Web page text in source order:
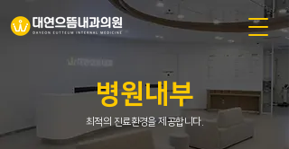
병원내부
최적의 진료환경을 제공합니다.